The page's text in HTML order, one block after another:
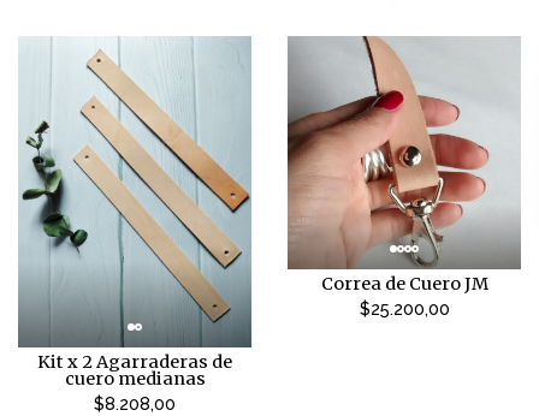
Kit x 2 Agarraderas de
cuero medianas
$8.208,00
Correa de Cuero JM
$25.200,00